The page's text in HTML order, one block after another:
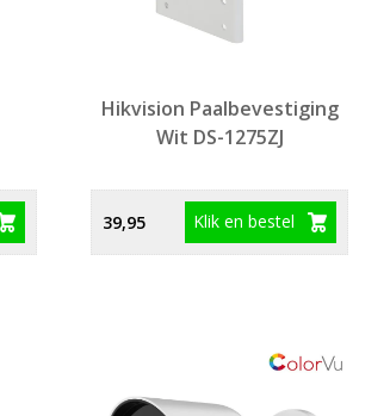
Hikvision Paalbevestiging
Wit DS-1275ZJ
39,95 Klik en bestel